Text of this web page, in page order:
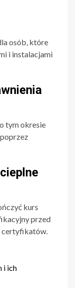
osób, które
i instalacjami
tym okresie
kurs
przed
certyfikatów.
i ich